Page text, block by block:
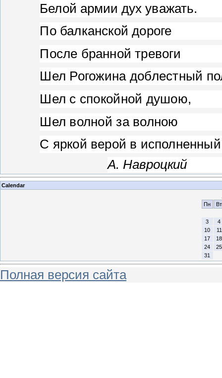
Белой армии дух уважать.
По балканской дороге
После бранной тревоги
Шел Рогожина доблестный
Шел с спокойной душою,
Шел волной за волною
С яркой верой в исполненный
А. Навроцкий
Calendar
Пн
Вт
3
4
10
11
17
18
24
25
31
Полная версия сайта